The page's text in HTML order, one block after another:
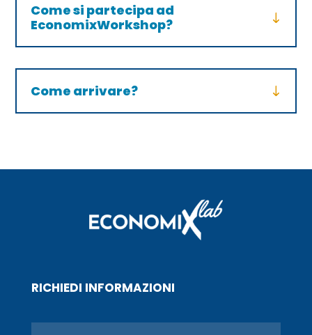
Come si partecipa ad
EconomixWorkshop?
Come arrivare?
RICHIEDI INFORMAZIONI